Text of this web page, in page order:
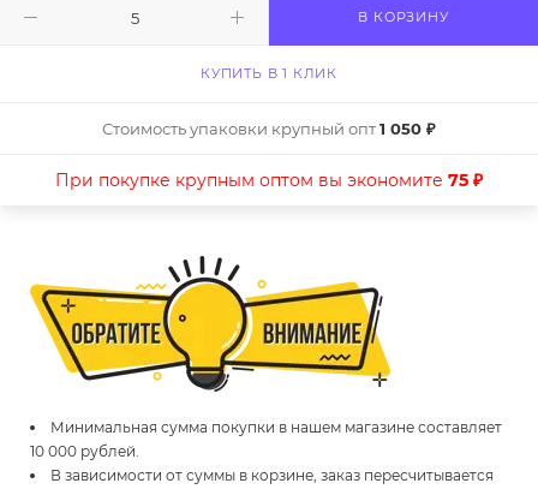
В КОРЗИНУ
КУПИТЬ В 1 КЛИК
Стоимость упаковки крупный опт1 050 ₽
При покупке крупным оптом вы экономите 75 ₽
Минимальная сумма покупки в нашем магазине составляет
10 000 рублей.
В зависимости от суммы в корзине, заказ пересчитывается